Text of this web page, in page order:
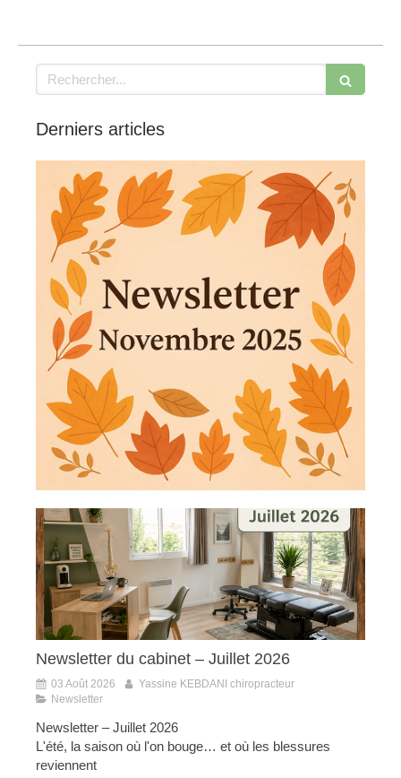
Rechercher
Derniers articles
Newsletter du cabinet – Juillet 2026
03 Août 2026
Yassine KEBDANI chiropracteur
Newsletter
Newsletter – Juillet 2026
L'été, la saison où l'on bouge… et où les blessures
reviennent